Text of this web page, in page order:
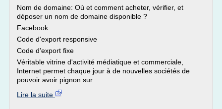
Nom de domaine: Où et comment acheter, vérifier, et
déposer un nom de domaine disponible ?
Facebook
Code d'export responsive
Code d'export fixe
Véritable vitrine d'activité médiatique et commerciale,
Internet permet chaque jour à de nouvelles sociétés de
pouvoir avoir pignon sur...
Lire la suite